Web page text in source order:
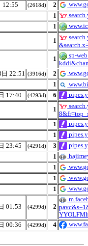
12:55 (2618d) 2
1
1
1
1
sp-
22:51 (3916d) 2
1
17:40 (4293d) 6
1
1
1
23:45 (4291d) 3
1
1
1
1
01:53 (4299d) 2
00:36 (4299d) 4